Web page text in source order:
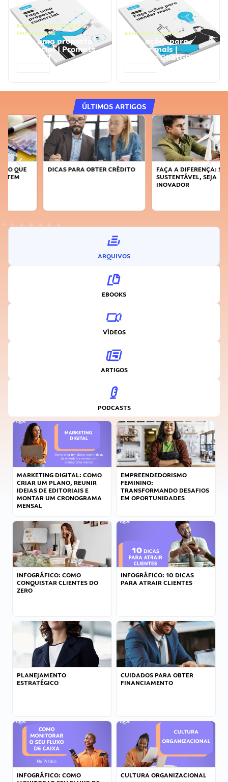
NEGÓCIOS, PROCESSOS
EMPRESARIAIS
Faça uma proposta
comercial | Prompts
ChatGPT
NEGÓCIOS, VENDAS
Faça ações para
vender mais |
Prompts ChatGPT
ÚLTIMOS ARTIGOS
DICAS PARA OBTER CRÉDITO
FAÇA A DIFERENÇA: SEJA
SUSTENTÁVEL, SEJA
ARQUIVOS
EBOOKS
VÍDEOS
ARTIGOS
PODCASTS
MARKETING DIGITAL: COMO
CRIAR UM PLANO, REUNIR
IDEIAS DE EDITORIAIS E
MONTAR UM CRONOGRAMA
MENSAL
EMPREENDEDORISMO
FEMININO:
TRANSFORMANDO DESAFIOS
EM OPORTUNIDADES
INFOGRÁFICO: COMO
CONQUISTAR CLIENTES DO
ZERO
INFOGRÁFICO: 10 DICAS
PARA ATRAIR CLIENTES
PLANEJAMENTO
ESTRATÉGICO
CUIDADOS PARA OBTER
FINANCIAMENTO
INFOGRÁFICO: COMO
CULTURA ORGANIZACIONAL